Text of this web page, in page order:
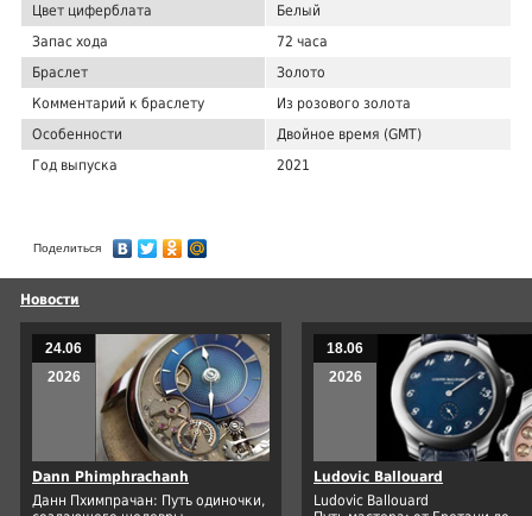
Цвет циферблата
Белый
Запас хода
72 часа
Браслет
Золото
Комментарий к браслету
Из розового золота
Особенности
Двойное время (GMT)
Год выпуска
2021
Поделиться
Новости
24.06
2026
Dann Phimphrachanh
Данн Пхимпрачан: Путь одиночки,
18.06
2026
Ludovic Ballouard
Ludovic Ballouard